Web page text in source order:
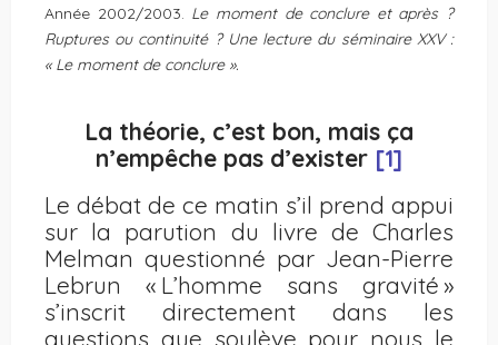
Année 2002/2003. Le moment de conclure et après ?
Ruptures ou continuité ? Une lecture du séminaire XXV :
« Le moment de conclure ».
La théorie, c’est bon, mais ça
n’empêche pas d’exister [1]
Le débat de ce matin s’il prend appui
sur la parution du livre de Charles
Melman questionné par Jean-Pierre
Lebrun « L’homme sans gravité »
s’inscrit directement dans les
questions que soulève pour nous le